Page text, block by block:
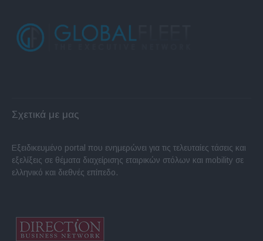
Σχετικά με μας
Εξειδικευμένο portal που ενημερώνει για τις τελευταίες τάσεις και
εξελίξεις σε θέματα διαχείρισης εταιρικών στόλων και mobility σε
ελληνικό και διεθνές επίπεδο.